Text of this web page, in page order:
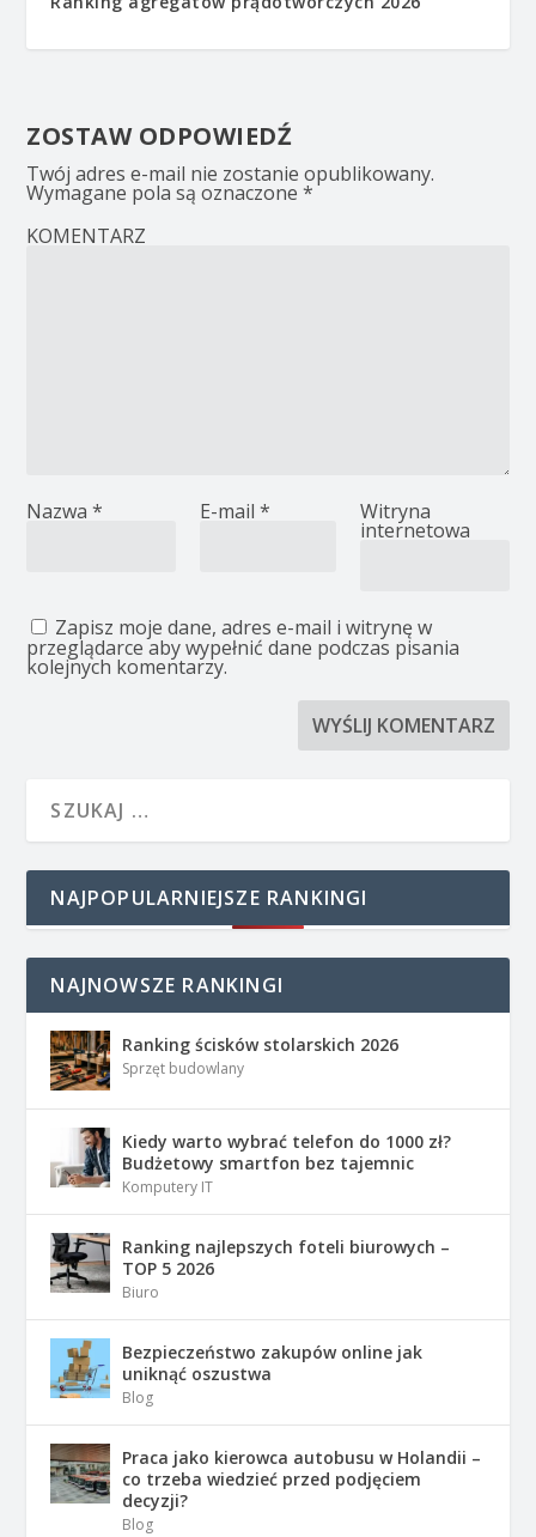
ZOSTAW ODPOWIEDŹ
Twój adres e-mail nie zostanie opublikowany.
Wymagane pola są oznaczone*
KOMENTARZ
Nazwa* E-mail * Witryna
internetowa
Zapisz moje dane, adres e-mail i witrynę w
przeglądarce aby wypełnić dane podczas pisania
kolejnych komentarzy.
NAJPOPULARNIEJSZE RANKINGI
NAJNOWSZE RANKINGI
Ranking ścisków stolarskich 2026
Sprzęt budowlany
Kiedy warto wybrać telefon do 1000 zł?
Budżetowy smartfon bez tajemnic
Komputery IT
Ranking najlepszych foteli biurowych –
TOP 5 2026
Biuro
Bezpieczeństwo zakupów online jak
uniknąć oszustwa
Blog
Praca jako kierowca autobusu w Holandii –
co trzeba wiedzieć przed podjęciem
decyzji?
Blog